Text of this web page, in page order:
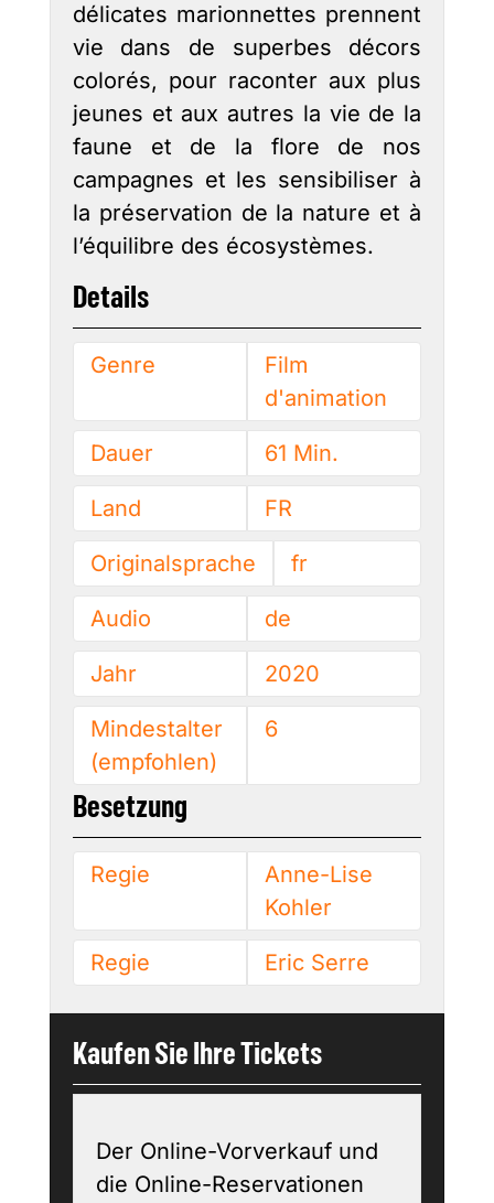
délicates marionnettes prennent
vie dans de superbes décors
colorés, pour raconter aux plus
jeunes et aux autres la vie de la
faune et de la flore de nos
campagnes et les sensibiliser à
la préservation de la nature et à
l’équilibre des écosystèmes.
Details
Genre
Film
d'animation
Dauer 61 Min.
Land FR
Originalsprache fr
Audio de
Jahr 2020
Mindestalter
(empfohlen)
6
Besetzung
Regie
Anne-Lise
Kohler
Regie Eric Serre
Kaufen Sie Ihre Tickets
Der Online-Vorverkauf und
die Online-Reservationen